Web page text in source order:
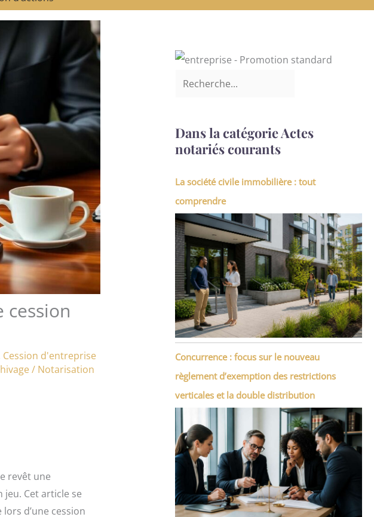
cession
Cession d'entreprise
/ Notarisation
revêt une
Cet article se
d’une cession
Dans la catégorie Actes
notariés courants
La société civile immobilière : tout
comprendre
Concurrence : focus sur le nouveau
règlement d’exemption des restrictions
verticales et la double distribution